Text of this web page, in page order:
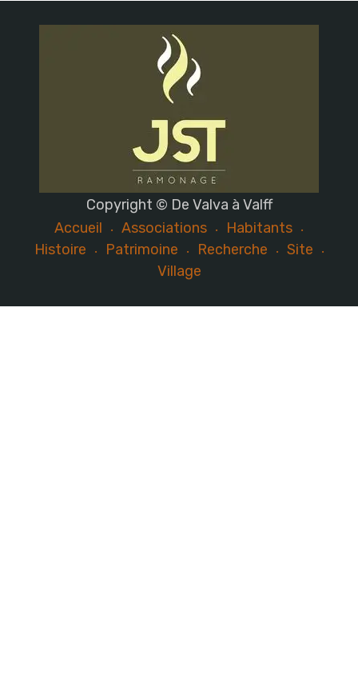
Copyright © De Valva à Valff
Accueil
Associations
Habitants
Histoire
Patrimoine Recherche
Site
Village